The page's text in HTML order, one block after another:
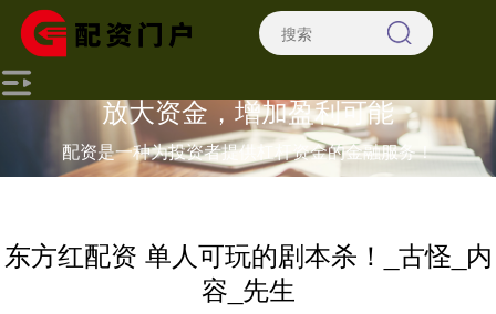
放大资金，增加盈利可能
配资是一种为投资者提供杠杆资金的金融服务！
东方红配资 单人可玩的剧本杀！_古怪_内
容_先生